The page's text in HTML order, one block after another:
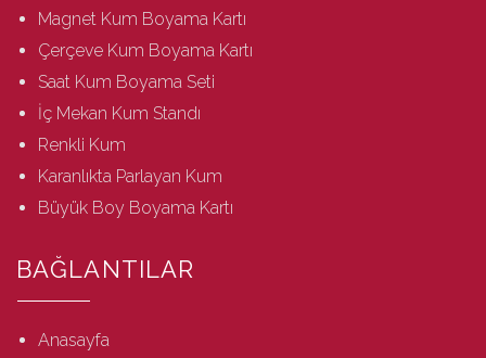
Magnet Kum Boyama Kartı
Çerçeve Kum Boyama Kartı
Saat Kum Boyama Seti
İç Mekan Kum Standı
Renkli Kum
Karanlıkta Parlayan Kum
Büyük Boy Boyama Kartı
BAĞLANTILAR
Anasayfa